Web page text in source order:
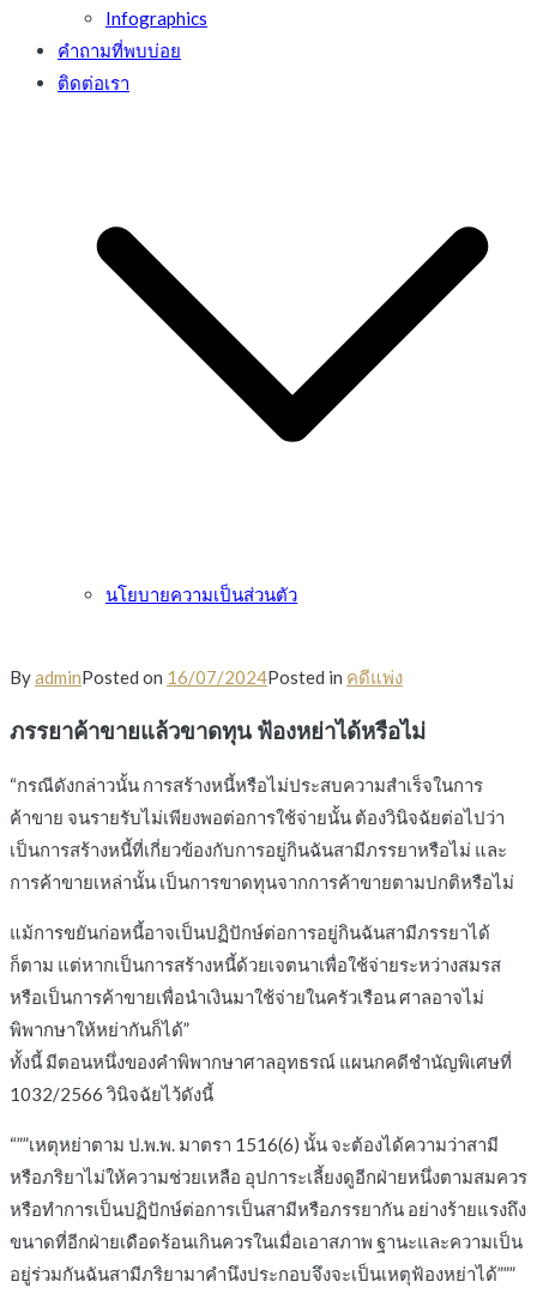
Infographics
คำถามที่พบบ่อย
ติดต่อเรา
นโยบายความเป็นส่วนตัว
ByadminPosted on 16/07/2024Posted in คดีแพ่ง
ภรรยาค้าขายแล้วขาดทุน ฟ้องหย่าได้หรือไม่
“กรณีดังกล่าวนั้น การสร้างหนี้หรือไม่ประสบความสำเร็จในการ
ค้าขาย จนรายรับไม่เพียงพอต่อการใช้จ่ายนั้น ต้องวินิจฉัยต่อไปว่า
เป็นการสร้างหนี้ที่เกี่ยวข้องกับการอยู่กินฉันสามีภรรยาหรือไม่ และ
การค้าขายเหล่านั้น เป็นการขาดทุนจากการค้าขายตามปกติหรือไม่
แม้การขยันก่อหนี้อาจเป็นปฏิปักษ์ต่อการอยู่กินฉันสามีภรรยาได้
ก็ตาม แต่หากเป็นการสร้างหนี้ด้วยเจตนาเพื่อใช้จ่ายระหว่างสมรส
หรือเป็นการค้าขายเพื่อนำเงินมาใช้จ่ายในครัวเรือน ศาลอาจไม่
พิพากษาให้หย่ากันก็ได้”
ทั้งนี้ มีตอนหนึ่งของคำพิพากษาศาลอุทธรณ์ แผนกคดีชำนัญพิเศษที่
1032/2566 วินิจฉัยไว้ดังนี้
“””เหตุหย่าตาม ป.พ.พ. มาตรา 1516(6) นั้น จะต้องได้ความว่าสามี
หรือภริยาไม่ให้ความช่วยเหลือ อุปการะเลี้ยงดูอีกฝ่ายหนึ่งตามสมควร
หรือทำการเป็นปฏิปักษ์ต่อการเป็นสามีหรือภรรยากัน อย่างร้ายแรงถึง
ขนาดที่อีกฝ่ายเดือดร้อนเกินควรในเมื่อเอาสภาพ ฐานะและความเป็น
อยู่ร่วมกันฉันสามีภริยามาคำนึงประกอบจึงจะเป็นเหตุฟ้องหย่าได้”””